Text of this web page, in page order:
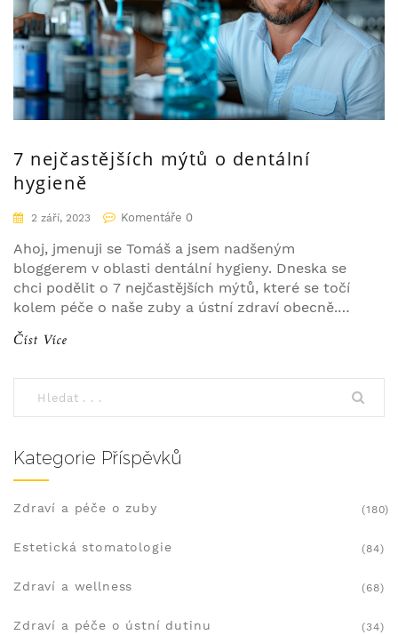
7 nejčastějších mýtů o dentální
hygieně
2 září, 2023 Komentáře 0
Ahoj, jmenuji se Tomáš a jsem nadšeným
bloggerem v oblasti dentální hygieny. Dneska se
chci podělit o 7 nejčastějších mýtů, které se točí
kolem péče o naše zuby a ústní zdraví obecně.
Možná se i vy sami dopouštíte některých z nich,
aniž byste to tušili. Budu se snažit odhalit pravdu
Číst Více
Kategorie Příspěvků
Zdraví a péče o zuby (180)
Estetická stomatologie (84)
Zdraví a wellness (68)
Zdraví a péče o ústní dutinu (34)